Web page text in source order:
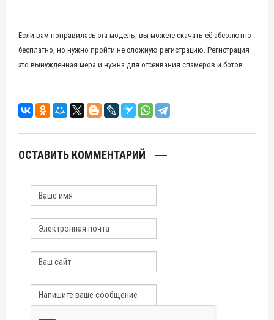
Если вам понравилась эта модель, вы можете скачать её абсолютно
бесплатно, но нужно пройти не сложную регистрацию. Регистрация
это вынужденная мера и нужна для отсеивания спамеров и ботов
ОСТАВИТЬ КОММЕНТАРИЙ